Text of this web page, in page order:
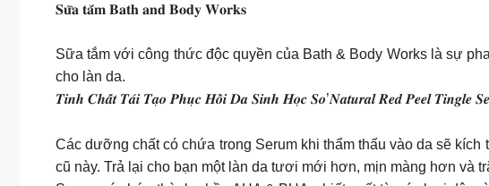
𝐒𝐮̛̃𝐚 𝐭𝐚̆́𝐦 𝐁𝐚𝐭𝐡 𝐚𝐧𝐝 𝐁𝐨𝐝𝐲 𝐖𝐨𝐫𝐤𝐬
Sữa tắm với công thức độc quyền của Bath & Body Works là sự
cho làn da.
𝑻𝒊𝒏𝒉 𝑪𝒉𝒂̂́𝒕 𝑻𝒂́𝒊 𝑻𝒂̣𝒐 𝑷𝒉𝒖̣𝒄 𝑯𝒐̂̀𝒊 𝑫𝒂 𝑺𝒊𝒏𝒉 𝑯𝒐̣𝒄 𝑺𝒐’𝑵𝒂𝒕𝒖𝒓𝒂𝒍 𝑹𝒆𝒅 𝑷𝒆𝒆𝒍 𝑻𝒊𝒏𝒈𝒍𝒆
Các dưỡng chất có chứa trong Serum khi thẩm thấu vào da sẽ
cũ này. Trả lại cho bạn một làn da tươi mới hơn, mịn màng hơn và